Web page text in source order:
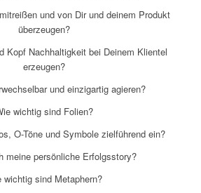
und von Dir und deinem Produkt
überzeugen?
Kopf Nachhaltigkeit bei Deinem Klientel
erzeugen?
und einzigartig agieren?
wichtig sind Folien?
O-Töne und Symbole zielführend ein?
meine persönliche Erfolgsstory?
wichtig sind Metaphern?